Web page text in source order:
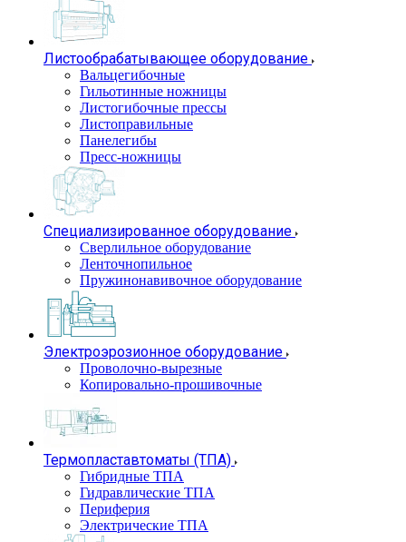
Листообрабатывающее оборудование
Вальцегибочные
Гильотинные ножницы
Листогибочные прессы
Листоправильные
Панелегибы
Пресс-ножницы
Специализированное оборудование
Сверлильное оборудование
Ленточнопильное
Пружинонавивочное оборудование
Электроэрозионное оборудование
Проволочно-вырезные
Копировально-прошивочные
Термопластавтоматы (ТПА)
Гибридные ТПА
Гидравлические ТПА
Периферия
Электрические ТПА